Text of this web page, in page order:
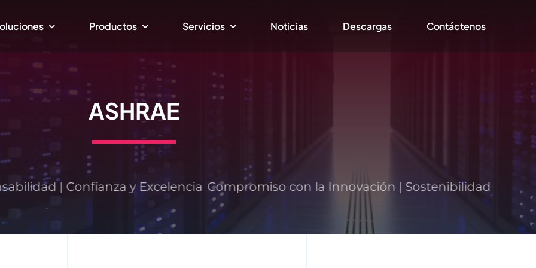
Productos Servicios Noticias Descargas Contáctenos
ASHRAE
| Confianza y Excelencia Compromiso con la Innovación | Sostenibilidad y